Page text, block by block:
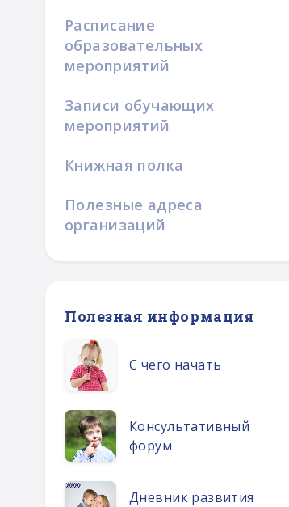
Расписание
образовательных
мероприятий
Записи обучающих
мероприятий
Книжная полка
Полезные адреса
организаций
Полезная информация
С чего начать
Консультативный
форум
Дневник развития